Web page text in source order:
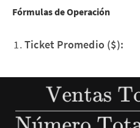
Fórmulas de Operación
Ticket Promedio ($):